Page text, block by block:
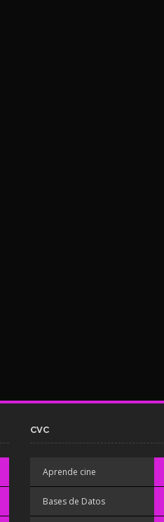
CVC
Aprende cine
Bases de Datos